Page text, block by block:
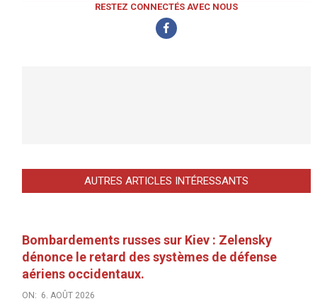
RESTEZ CONNECTÉS AVEC NOUS
AUTRES ARTICLES INTÉRESSANTS
Bombardements russes sur Kiev : Zelensky
dénonce le retard des systèmes de défense
aériens occidentaux.
ON: 6. AOÛT 2026